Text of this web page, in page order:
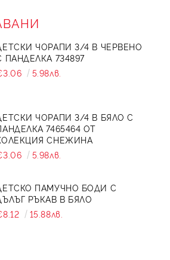
ЧОРАПИ 3/4 В ЧЕРВЕНО
ПАНДЕЛКА 734897
5.98лв.
ЧОРАПИ 3/4 В БЯЛО С
7465464 ОТ
СНЕЖИНА
5.98лв.
ПАМУЧНО БОДИ С
РЪКАВ В БЯЛО
15.88лв.